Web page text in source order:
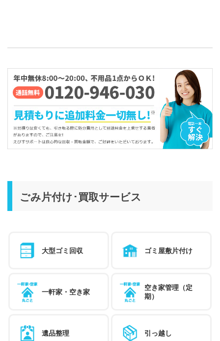
ごみ片付け･買取サービス
大型ゴミ回収 ゴミ屋敷片付け
一軒家・空き家
空き家管理（定
期）
遺品整理 引っ越し